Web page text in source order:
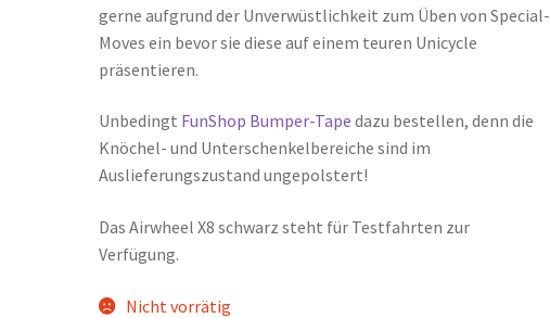
gerne aufgrund der Unverwüstlichkeit zum Üben von Special-
Moves ein bevor sie diese auf einem teuren Unicycle
präsentieren.
Unbedingt FunShop Bumper-Tape dazu bestellen, denn die
Knöchel- und Unterschenkelbereiche sind im
Auslieferungszustand ungepolstert!
Das Airwheel X8 schwarz steht für Testfahrten zur
Verfügung.
Nicht vorrätig